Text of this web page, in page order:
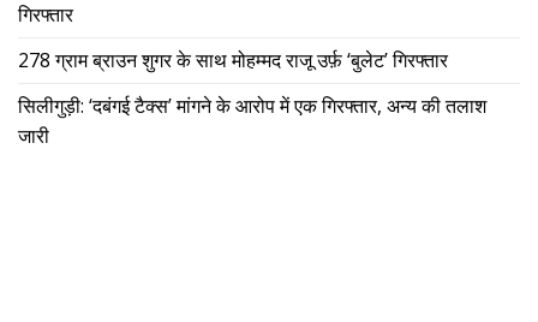
गिरफ्तार
278 ग्राम ब्राउन शुगर के साथ मोहम्मद राजू उर्फ़ ‘बुलेट’ गिरफ्तार
सिलीगुड़ी: ‘दबंगई टैक्स’ मांगने के आरोप में एक गिरफ्तार, अन्य की तलाश
जारी